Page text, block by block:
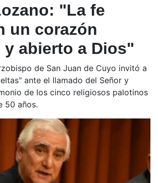
"La fe
un corazón
abierto a Dios"
de San Juan de Cuyo invitó a
ante el llamado del Señor y
de los cinco religiosos palotinos
50 años.